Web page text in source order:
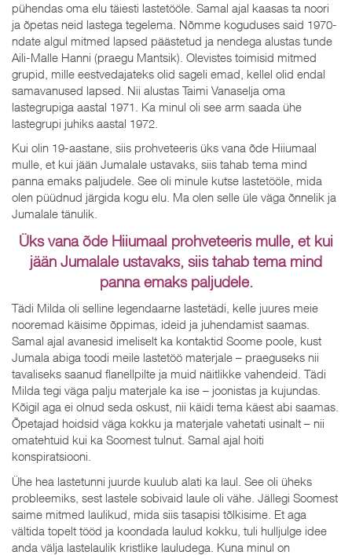
pühendas oma elu täiesti lastetööle. Samal ajal kaasas ta noori
ja õpetas neid lastega tegelema. Nõmme koguduses said 1970-
ndate algul mitmed lapsed päästetud ja nendega alustas tunde
Aili-Malle Hanni (praegu Mantsik). Olevistes toimisid mitmed
grupid, mille eestvedajateks olid sageli emad, kellel olid endal
samavanused lapsed. Nii alustas Taimi Vanaselja oma
lastegrupiga aastal 1971. Ka minul oli see arm saada ühe
lastegrupi juhiks aastal 1972.
Kui olin 19-aastane, siis prohveteeris üks vana õde Hiiumaal
mulle, et kui jään Jumalale ustavaks, siis tahab tema mind
panna emaks paljudele. See oli minule kutse lastetööle, mida
olen püüdnud järgida kogu elu. Ma olen selle üle väga õnnelik ja
Jumalale tänulik.
Üks vana õde Hiiumaal prohveteeris mulle, et kui
jään Jumalale ustavaks, siis tahab tema mind
panna emaks paljudele.
Tädi Milda oli selline legendaarne lastetädi, kelle juures meie
nooremad käisime õppimas, ideid ja juhendamist saamas.
Samal ajal avanesid imeliselt ka kontaktid Soome poole, kust
Jumala abiga toodi meile lastetöö materjale – praeguseks nii
tavaliseks saanud flanellpilte ja muid näitlikke vahendeid. Tädi
Milda tegi väga palju materjale ka ise – joonistas ja kujundas.
Kõigil aga ei olnud seda oskust, nii käidi tema käest abi saamas.
Õpetajad hoidsid väga kokku ja materjale vahetati usinalt – nii
omatehtuid kui ka Soomest tulnut. Samal ajal hoiti
konspiratsiooni.
Ühe hea lastetunni juurde kuulub alati ka laul. See oli üheks
probleemiks, sest lastele sobivaid laule oli vähe. Jällegi Soomest
saime mitmed laulikud, mida siis tasapisi tõlkisime. Et aga
vältida topelt tööd ja koondada laulud kokku, tuli hulljulge idee
anda välja lastelaulik kristlike lauludega. Kuna minul on